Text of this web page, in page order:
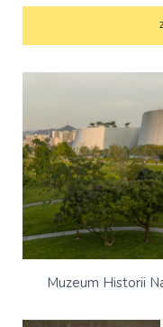
Muzeum Historii